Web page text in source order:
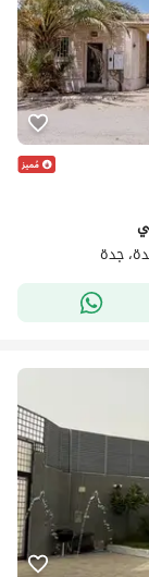
جدة